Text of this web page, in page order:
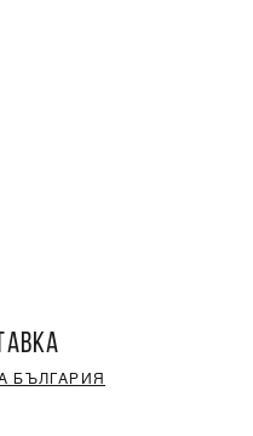
БЪЛГАРИЯ